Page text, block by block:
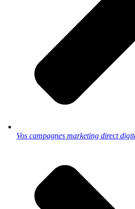
Vos campagnes marketing direct